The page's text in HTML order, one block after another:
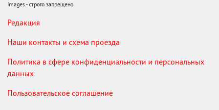
Images - строго запрещено.
Редакция
Наши контакты и схема проезда
Политика в сфере конфиденциальности и персональных
данных
Пользовательское соглашение